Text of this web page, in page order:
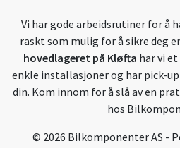
Vi har gode arbeidsrutiner for å
raskt som mulig for å sikre deg
hovedlageret på Kløfta har vi
enkle installasjoner og har pick-
din. Kom innom for å slå av en
hos
© 2026 Bilkomponenter AS -